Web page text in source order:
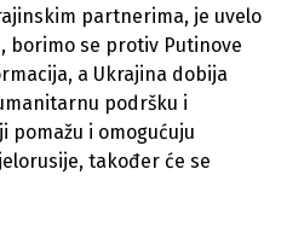
partnerima, je uvelo
borimo se protiv Putinove
a Ukrajina dobija
podršku i
pomažu i omogućuju
također će se